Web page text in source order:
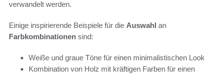
verwandelt werden.
Einige inspirierende Beispiele für die Auswahl an
Farbkombinationen sind:
Weiße und graue Töne für einen minimalistischen Look
Kombination von Holz mit kräftigen Farben für einen